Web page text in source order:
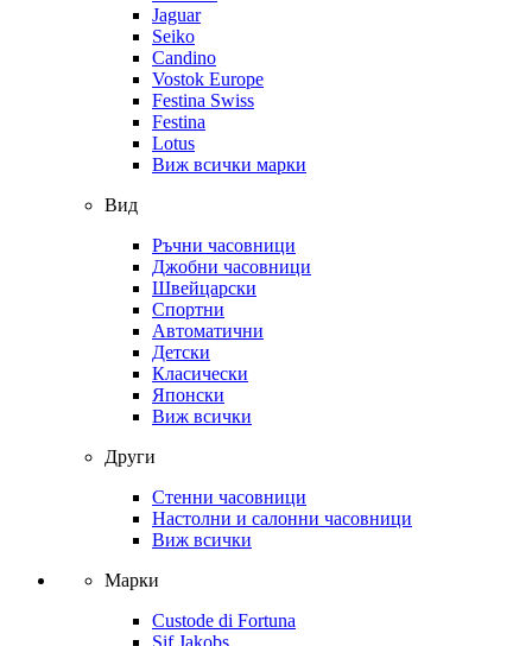
Jaguar
Seiko
Candino
Vostok Europe
Festina Swiss
Festina
Lotus
Виж всички марки
Вид
Ръчни часовници
Джобни часовници
Швейцарски
Спортни
Автоматични
Детски
Класически
Японски
Виж всички
Други
Стенни часовници
Настолни и салонни часовници
Виж всички
Марки
Custode di Fortuna
Sif Jakobs